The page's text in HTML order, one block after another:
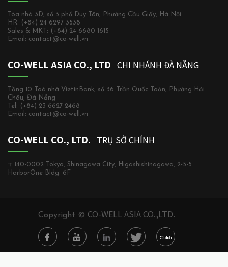
Tòa nhà 3D, số 3 phố Duy Tân, Phường Cầu Giấy, Hà Nội
HR: (+84) 24 6297 3538
Sales & MKT: (+84) 24 6680 1615
Email: contact@co-well.vn
CO-WELL ASIA CO., LTD CHI NHÁNH ĐÀ NẴNG
Tầng 10 Toà nhà VietinBank, số 36 Trần Quốc Toản, Phường Hải
Châu, Đà Nẵng
Tel: (+84) 23 6627 2468
Email: contact@co-well.vn
CO-WELL CO., LTD. TRỤ SỞ CHÍNH
〒140-0002 Tokyo, Shinagawa City, Higashishinagawa, 2-5-5
HarborOne Bldg. 6F
Copyright © CO-WELL ASIA CO.,LTD.